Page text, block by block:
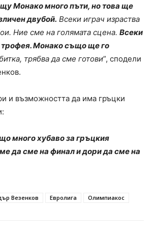
Монако много пъти, но това ще
двубой. Всеки играч израства
Ние сме на голямата сцена. Всеки
трофея. Монако също ще го
трябва да сме готови”, сподели
и възможността да има гръцки
много хубаво за гръцкия
да сме на финал и дори да сме на
Везенков Евролига Олимпиакос